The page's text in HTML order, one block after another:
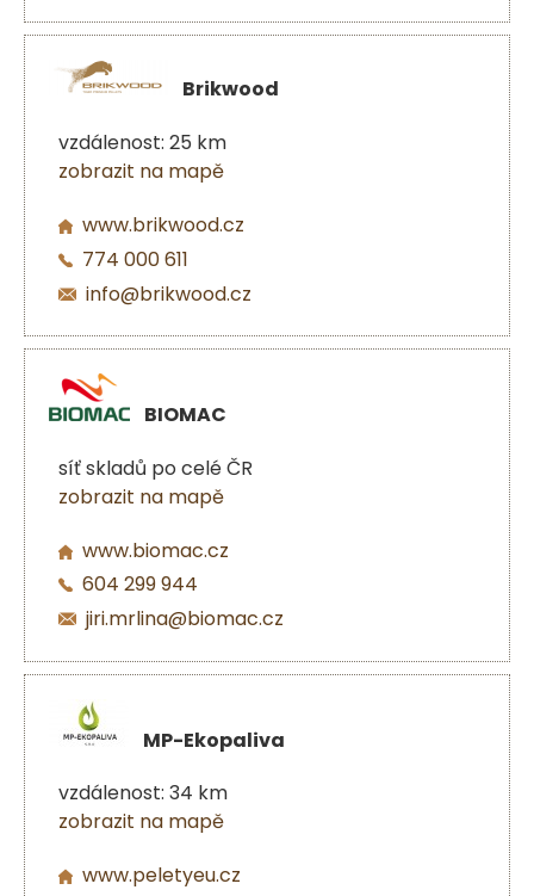
Brikwood
vzdálenost: 25 km
zobrazit na mapě
www.brikwood.cz
774 000 611
info@brikwood.cz
BIOMAC
síť skladů po celé ČR
zobrazit na mapě
www.biomac.cz
604 299 944
jiri.mrlina@biomac.cz
MP-Ekopaliva
vzdálenost: 34 km
zobrazit na mapě
www.peletyeu.cz